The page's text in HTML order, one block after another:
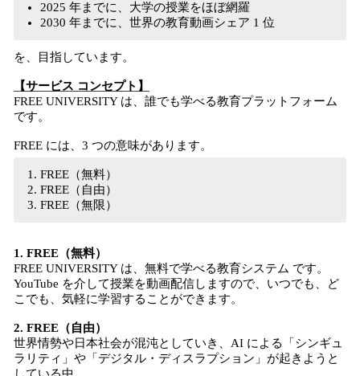
2025 年までに、大学の授業をほぼ網羅
2030 年までに、世界の教育動画シェア 1 位
を、目指しています。
【サービス コンセプト】
FREE UNIVERSITY は、誰でも学べる教育プラットフォーム
です。
FREE には、3 つの意味があります。
FREE（無料）
FREE（自由）
FREE（無限）
1. FREE（無料）
FREE UNIVERSITY は、無料で学べる教育システム です。
YouTube を介して授業を動画配信しますので、いつでも、ど
こでも、気軽に学習することができます。
2. FREE（自由）
世界情勢や日本社会が混沌としていき、AI による「シンギュ
ラリティ」や「デジタル・ディスラプション」が起きようと